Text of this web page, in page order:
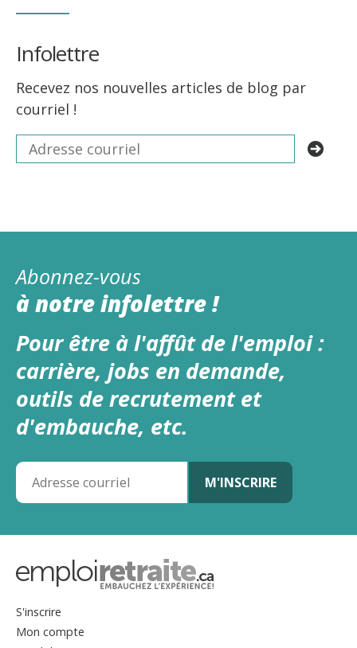
Infolettre
Recevez nos nouvelles articles de blog par
courriel !
Abonnez-vous
à notre infolettre !
Pour être à l'affût de l'emploi :
carrière, jobs en demande,
outils de recrutement et
d'embauche, etc.
S'inscrire
Mon compte